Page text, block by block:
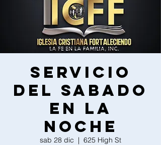
Servicio
del sabado
en la
noche
sab 28 dic
  |
625 High St